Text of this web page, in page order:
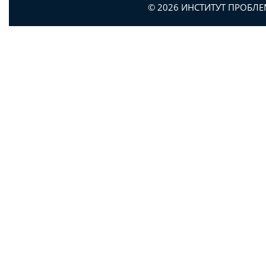
© 2026 ИНСТИТУТ